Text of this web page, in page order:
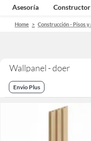
Asesoría Constructor
Home Construcción - Pisos
Wallpanel - doer
Envio Plus